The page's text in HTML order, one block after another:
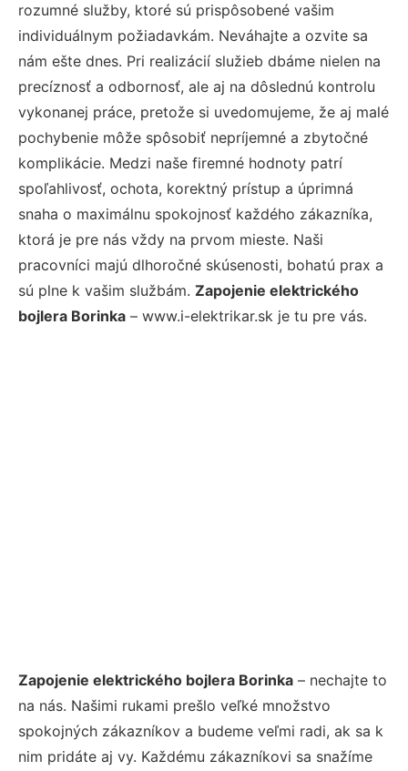
rozumné služby, ktoré sú prispôsobené vašim
individuálnym požiadavkám. Neváhajte a ozvite sa
nám ešte dnes. Pri realizácií služieb dbáme nielen na
precíznosť a odbornosť, ale aj na dôslednú kontrolu
vykonanej práce, pretože si uvedomujeme, že aj malé
pochybenie môže spôsobiť nepríjemné a zbytočné
komplikácie. Medzi naše firemné hodnoty patrí
spoľahlivosť, ochota, korektný prístup a úprimná
snaha o maximálnu spokojnosť každého zákazníka,
ktorá je pre nás vždy na prvom mieste. Naši
pracovníci majú dlhoročné skúsenosti, bohatú prax a
sú plne k vašim službám. Zapojenie elektrického
bojlera Borinka – www.i-elektrikar.sk je tu pre vás.
Zapojenie elektrického bojlera Borinka – nechajte to
na nás. Našimi rukami prešlo veľké množstvo
spokojných zákazníkov a budeme veľmi radi, ak sa k
nim pridáte aj vy. Každému zákazníkovi sa snažíme